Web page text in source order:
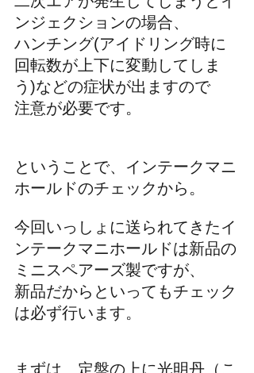
ンジェクションの場合、
ハンチング(アイドリング時に
回転数が上下に変動してしま
う)などの症状が出ますので
注意が必要です。
ということで、インテークマニ
ホールドのチェックから。
今回いっしょに送られてきたイ
ンテークマニホールドは新品の
ミニスペアーズ製ですが、
新品だからといってもチェック
は必ず行います。
まずは、定盤の上に光明丹（こ